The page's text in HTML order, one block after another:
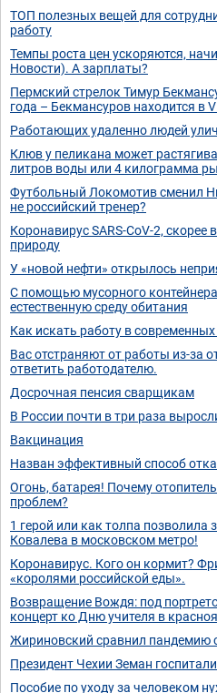
ТОП полезных вещей для
работу
Темпы роста цен ускоряются,
Новости). А зарплаты?
Пермский стрелок Тимур
года – Бекмансуров находится в
Работающих удаленно людей
Клюв у пеликана может
литров воды или 4 килограмма
Футбольный Локомотив сменил
не российский тренер?
Коронавирус SARS-CoV-2, скорее
природу
У «новой нефти» открылось
С помощью мусорного
естественную среду обитания
Как искать работу в
Вас отстраняют от работы из-за
ответить работодателю.
Досрочная пенсия сварщикам
В России почти в три раза
Вакцинация
Назван эффективный способ
Огонь, батарея! Почему
проблем?
1 герой или как толпа позволила
Ковалева в московском метро!
Коронавирус. Кого он кормит?
«королями российской еды».
Возвращение Вождя: под
концерт ко Дню учителя в
Жириновский сравнил пандемию
Президент Чехии Земан
Пособие по уходу за человеком